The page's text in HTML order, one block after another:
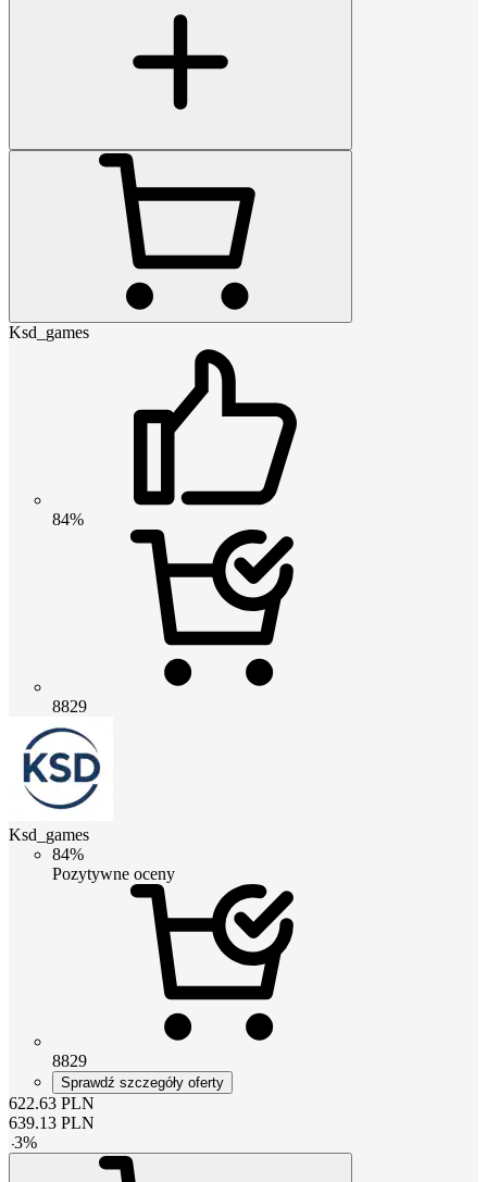
Ksd_games
84%
8829
Ksd_games
84%
Pozytywne oceny
8829
Sprawdź szczegóły oferty
622.63 PLN
639.13 PLN
-3%